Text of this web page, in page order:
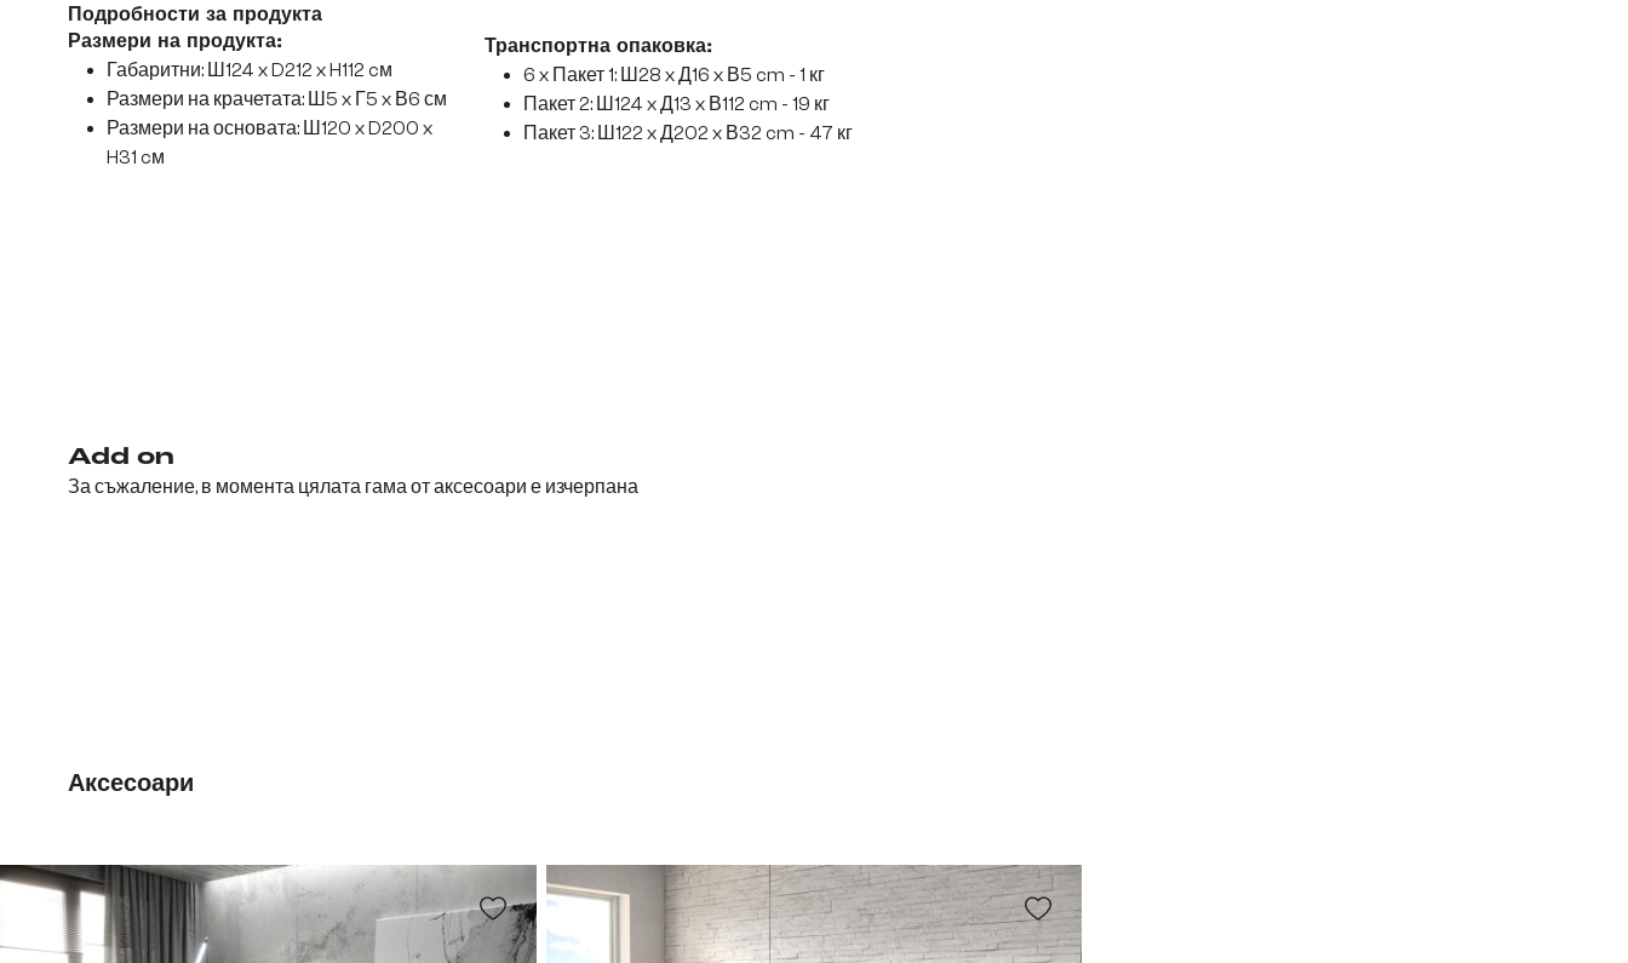
Подробности за продукта
Размери на продукта:
Габаритни: Ш124 x D212 x H112 cм
Размери на крачетата: Ш5 x Г5 x В6 см
Размери на основата: Ш120 x D200 x
H31 cм
Транспортна опаковка:
6 x Пакет 1: Ш28 x Д16 x В5 cm - 1 кг
Пакет 2: Ш124 x Д13 x В112 cm - 19 кг
Пакет 3: Ш122 x Д202 x В32 cm - 47 кг
Add on
За съжаление, в момента цялата гама от аксесоари е изчерпана
Аксесоари